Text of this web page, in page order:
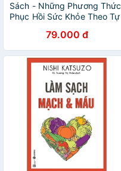
Sách - Những Phương Thức
Phục Hồi Sức Khỏe Theo Tự
79.000 đ